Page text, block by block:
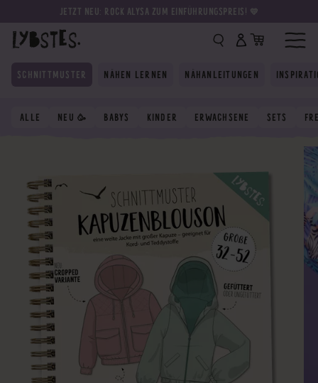
JETZT NEU: ROCK ALYSA ZUM EINFÜHRUNGSPREIS! 💛
SCHNITTMUSTER
ALLE NEU 🥳 BABYS KINDER ERWACHSENE SETS
NÄHEN LERNEN NÄHANLEITUNGEN